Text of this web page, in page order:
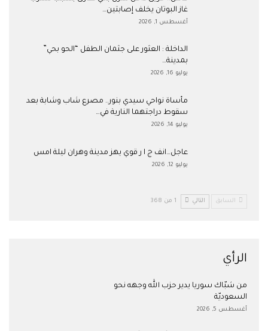
غاز البوتان يخلف إصابتين…
أغسطس 1, 2026
​الداخلة : العثور على جثمان الطفل “الحو بحي”
بمدينة…
يوليو 16, 2026
مأساة نواحي سيدي بنور.. مصرع شاب وشابة بعد
سقوط دراجتهما النارية في…
يوليو 14, 2026
عاجل…انف ج ا ر قوي يهز مدينة وهران ليلة امس
يوليو 12, 2026
السابق التالي 1 من 368
الرأي
من شبّاك سوريا يدير حزب الله وجهه نحو
السعوديّة
أغسطس 5, 2026